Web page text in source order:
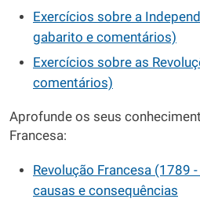
Exercícios sobre a
gabarito e comentários)
Exercícios sobre as
comentários)
Aprofunde os seus
Francesa:
Revolução Francesa (1789
causas e consequências